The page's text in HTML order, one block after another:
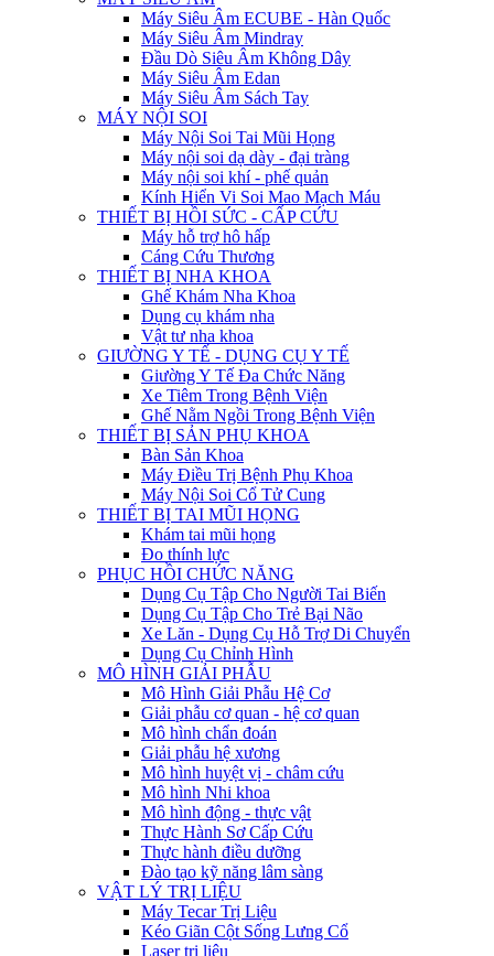
Máy Siêu Âm ECUBE - Hàn Quốc
Máy Siêu Âm Mindray
Đầu Dò Siêu Âm Không Dây
Máy Siêu Âm Edan
Máy Siêu Âm Sách Tay
MÁY NỘI SOI
Máy Nội Soi Tai Mũi Họng
Máy nội soi dạ dày - đại tràng
Máy nội soi khí - phế quản
Kính Hiển Vi Soi Mao Mạch Máu
THIẾT BỊ HỒI SỨC - CẤP CỨU
Máy hỗ trợ hô hấp
Cáng Cứu Thương
THIẾT BỊ NHA KHOA
Ghế Khám Nha Khoa
Dụng cụ khám nha
Vật tư nha khoa
GIƯỜNG Y TẾ - DỤNG CỤ Y TẾ
Giường Y Tế Đa Chức Năng
Xe Tiêm Trong Bệnh Viện
Ghế Nằm Ngồi Trong Bệnh Viện
THIẾT BỊ SẢN PHỤ KHOA
Bàn Sản Khoa
Máy Điều Trị Bệnh Phụ Khoa
Máy Nội Soi Cổ Tử Cung
THIẾT BỊ TAI MŨI HỌNG
Khám tai mũi họng
Đo thính lực
PHỤC HỒI CHỨC NĂNG
Dụng Cụ Tập Cho Người Tai Biến
Dụng Cụ Tập Cho Trẻ Bại Não
Xe Lăn - Dụng Cụ Hỗ Trợ Di Chuyển
Dụng Cụ Chỉnh Hình
MÔ HÌNH GIẢI PHẪU
Mô Hình Giải Phẫu Hệ Cơ
Giải phẫu cơ quan - hệ cơ quan
Mô hình chẩn đoán
Giải phẫu hệ xương
Mô hình huyệt vị - châm cứu
Mô hình Nhi khoa
Mô hình động - thực vật
Thực Hành Sơ Cấp Cứu
Thực hành điều dưỡng
Đào tạo kỹ năng lâm sàng
VẬT LÝ TRỊ LIỆU
Máy Tecar Trị Liệu
Kéo Giãn Cột Sống Lưng Cổ
Laser trị liệu